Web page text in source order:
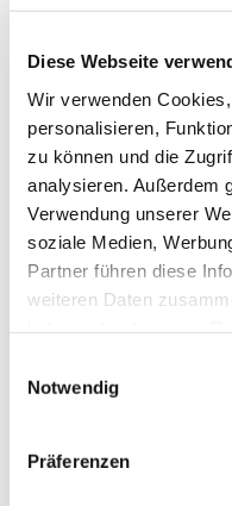
Diese Webseite
Wir verwenden
personalisieren,
zu können und die
analysieren. Außerdem
Verwendung unserer
soziale Medien,
Partner führen diese
weiteren Daten
Notwendig
Präferenzen